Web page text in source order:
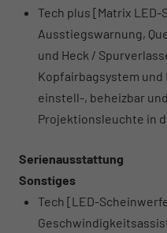
Tech plus [Matrix
Ausstiegswarnung,
und Heck /
Kopfairbagsystem
einstell-, beheizbar
Projektionsleuchte in
Serienausstattung
Sonstiges
Tech [LED-